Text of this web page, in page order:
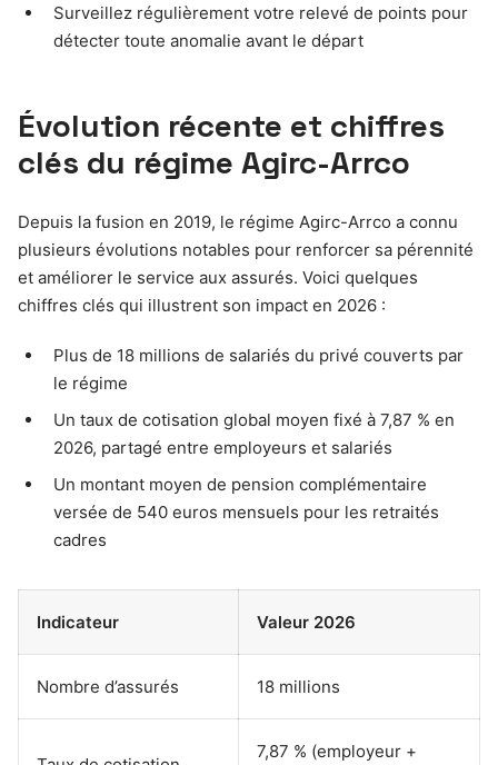
Surveillez régulièrement votre relevé de points pour
détecter toute anomalie avant le départ
Évolution récente et chiffres
clés du régime Agirc-Arrco
Depuis la fusion en 2019, le régime Agirc-Arrco a connu
plusieurs évolutions notables pour renforcer sa pérennité
et améliorer le service aux assurés. Voici quelques
chiffres clés qui illustrent son impact en 2026 :
Plus de 18 millions de salariés du privé couverts par
le régime
Un taux de cotisation global moyen fixé à 7,87 % en
2026, partagé entre employeurs et salariés
Un montant moyen de pension complémentaire
versée de 540 euros mensuels pour les retraités
cadres
Indicateur Valeur 2026
Nombre d’assurés 18 millions
7,87 % (employeur +